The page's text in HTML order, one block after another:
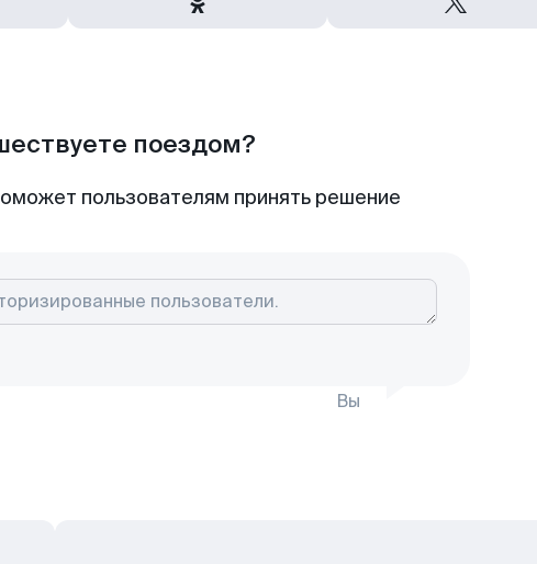
поездом?
пользователям принять решение
Вы